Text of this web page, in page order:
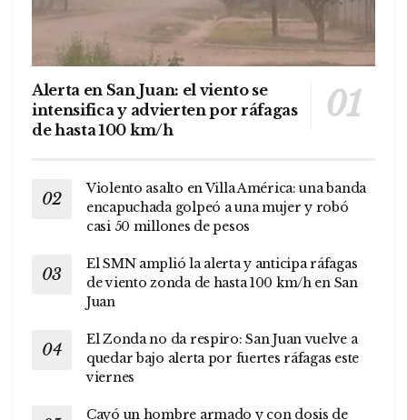
Alerta en San Juan: el viento se
intensifica y advierten por ráfagas
de hasta 100 km/h
Violento asalto en Villa América: una banda
encapuchada golpeó a una mujer y robó
casi 50 millones de pesos
El SMN amplió la alerta y anticipa ráfagas
de viento zonda de hasta 100 km/h en San
Juan
El Zonda no da respiro: San Juan vuelve a
quedar bajo alerta por fuertes ráfagas este
viernes
Cayó un hombre armado y con dosis de